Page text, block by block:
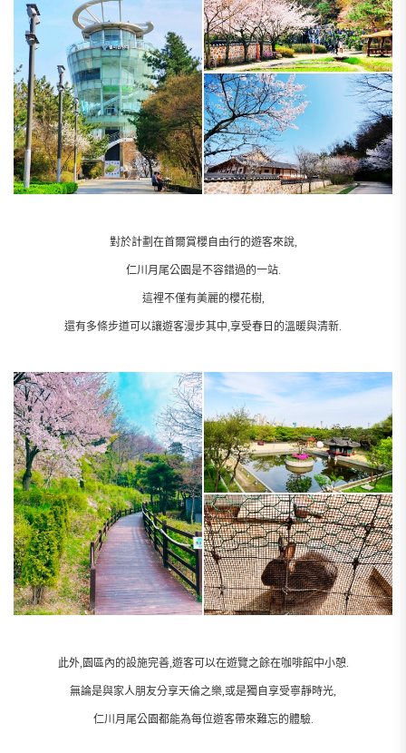
對於計劃在首爾賞櫻自由行的遊客來說,
仁川月尾公園是不容錯過的一站.
這裡不僅有美麗的櫻花樹,
還有多條步道可以讓遊客漫步其中,享受春日的溫暖與清新.
此外,園區內的設施完善,遊客可以在遊覽之餘在咖啡館中小憩.
無論是與家人朋友分享天倫之樂,或是獨自享受寧靜時光,
仁川月尾公園都能為每位遊客帶來難忘的體驗.